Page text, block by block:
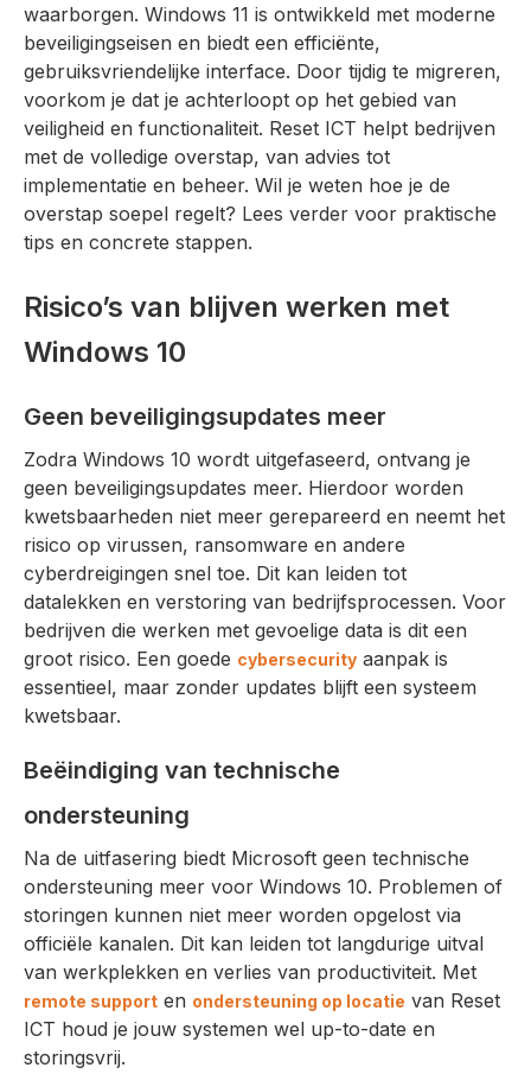
waarborgen. Windows 11 is ontwikkeld met moderne
beveiligingseisen en biedt een efficiënte,
gebruiksvriendelijke interface. Door tijdig te migreren,
voorkom je dat je achterloopt op het gebied van
veiligheid en functionaliteit. Reset ICT helpt bedrijven
met de volledige overstap, van advies tot
implementatie en beheer. Wil je weten hoe je de
overstap soepel regelt? Lees verder voor praktische
tips en concrete stappen.
Risico’s van blijven werken met
Windows 10
Geen beveiligingsupdates meer
Zodra Windows 10 wordt uitgefaseerd, ontvang je
geen beveiligingsupdates meer. Hierdoor worden
kwetsbaarheden niet meer gerepareerd en neemt het
risico op virussen, ransomware en andere
cyberdreigingen snel toe. Dit kan leiden tot
datalekken en verstoring van bedrijfsprocessen. Voor
bedrijven die werken met gevoelige data is dit een
groot risico. Een goede cybersecurity aanpak is
essentieel, maar zonder updates blijft een systeem
kwetsbaar.
Beëindiging van technische
ondersteuning
Na de uitfasering biedt Microsoft geen technische
ondersteuning meer voor Windows 10. Problemen of
storingen kunnen niet meer worden opgelost via
officiële kanalen. Dit kan leiden tot langdurige uitval
van werkplekken en verlies van productiviteit. Met
remote support en ondersteuning op locatie van Reset
ICT houd je jouw systemen wel up-to-date en
storingsvrij.